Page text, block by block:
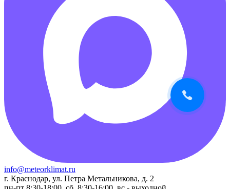
info@meteorklimat.ru
г. Краснодар, ул. Петра Метальникова, д. 2